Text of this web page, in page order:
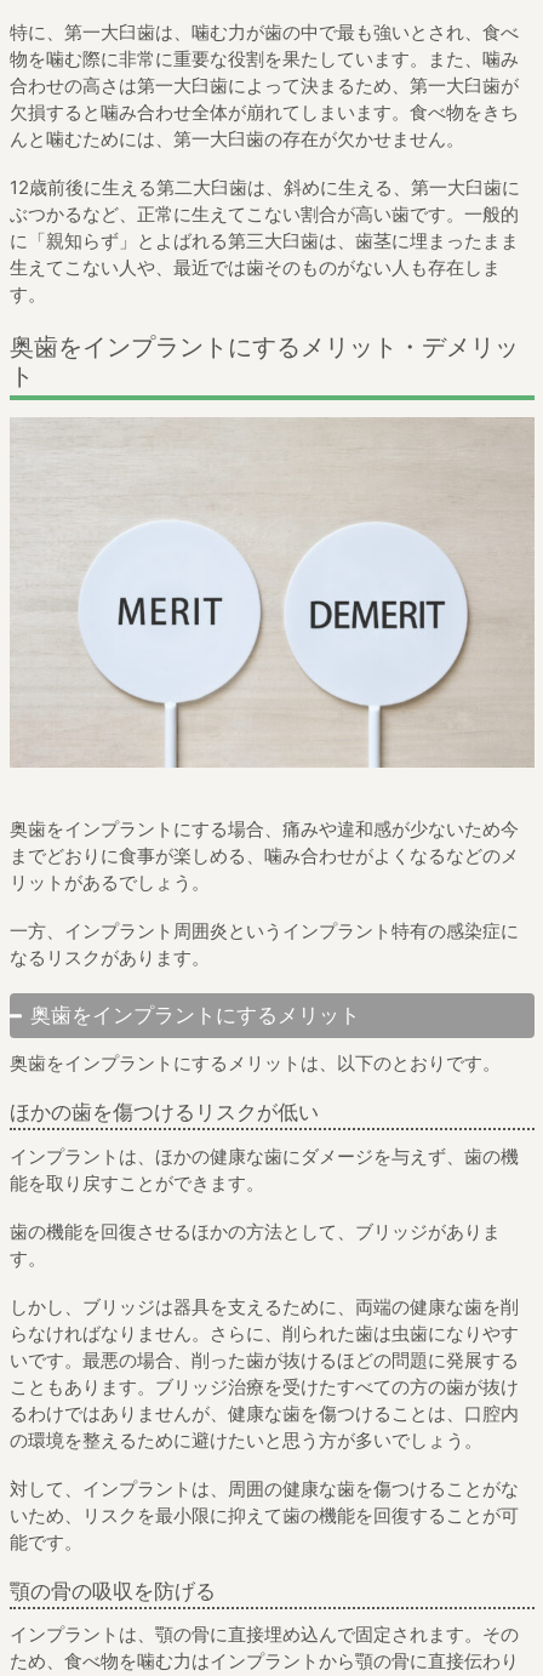
特に、第一大臼歯は、噛む力が歯の中で最も強いとされ、食べ
物を噛む際に非常に重要な役割を果たしています。また、噛み
合わせの高さは第一大臼歯によって決まるため、第一大臼歯が
欠損すると噛み合わせ全体が崩れてしまいます。食べ物をきち
んと噛むためには、第一大臼歯の存在が欠かせません。
12歳前後に生える第二大臼歯は、斜めに生える、第一大臼歯に
ぶつかるなど、正常に生えてこない割合が高い歯です。一般的
に「親知らず」とよばれる第三大臼歯は、歯茎に埋まったまま
生えてこない人や、最近では歯そのものがない人も存在しま
す。
奥歯をインプラントにするメリット・デメリッ
ト
奥歯をインプラントにする場合、痛みや違和感が少ないため今
までどおりに食事が楽しめる、噛み合わせがよくなるなどのメ
リットがあるでしょう。
一方、インプラント周囲炎というインプラント特有の感染症に
なるリスクがあります。
奥歯をインプラントにするメリット
奥歯をインプラントにするメリットは、以下のとおりです。
ほかの歯を傷つけるリスクが低い
インプラントは、ほかの健康な歯にダメージを与えず、歯の機
能を取り戻すことができます。
歯の機能を回復させるほかの方法として、ブリッジがありま
す。
しかし、ブリッジは器具を支えるために、両端の健康な歯を削
らなければなりません。さらに、削られた歯は虫歯になりやす
いです。最悪の場合、削った歯が抜けるほどの問題に発展する
こともあります。ブリッジ治療を受けたすべての方の歯が抜け
るわけではありませんが、健康な歯を傷つけることは、口腔内
の環境を整えるために避けたいと思う方が多いでしょう。
対して、インプラントは、周囲の健康な歯を傷つけることがな
いため、リスクを最小限に抑えて歯の機能を回復することが可
能です。
顎の骨の吸収を防げる
インプラントは、顎の骨に直接埋め込んで固定されます。その
ため、食べ物を噛む力はインプラントから顎の骨に直接伝わり